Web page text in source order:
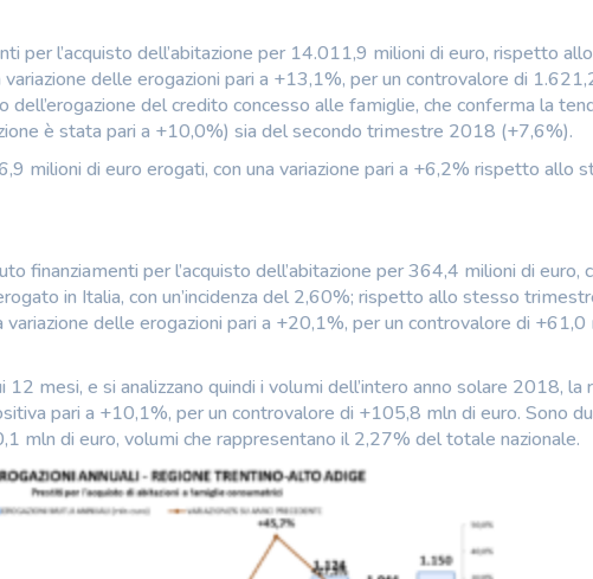
per l’acquisto dell’abitazione per 14.011,9 milioni di euro, rispetto
delle erogazioni pari a +13,1%, per un controvalore di
dell’erogazione del credito concesso alle famiglie, che conferma la
è stata pari a +10,0%) sia del secondo trimestre 2018 (+7,6%).
milioni di euro erogati, con una variazione pari a +6,2% rispetto allo
finanziamenti per l’acquisto dell’abitazione per 364,4 milioni di euro,
in Italia, con un’incidenza del 2,60%; rispetto allo stesso
variazione delle erogazioni pari a +20,1%, per un controvalore di +61,0
mesi, e si analizzano quindi i volumi dell’intero anno solare 2018, la
pari a +10,1%, per un controvalore di +105,8 mln di euro. Sono
mln di euro, volumi che rappresentano il 2,27% del totale nazionale.